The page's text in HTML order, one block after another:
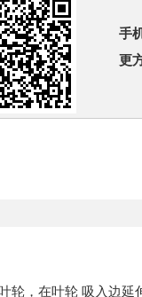
手
更
轮，在叶轮 吸入边